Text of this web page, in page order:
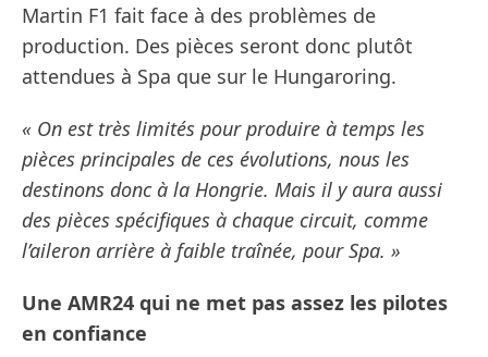
Martin F1 fait face à des problèmes de
production. Des pièces seront donc plutôt
attendues à Spa que sur le Hungaroring.
« On est très limités pour produire à temps les
pièces principales de ces évolutions, nous les
destinons donc à la Hongrie. Mais il y aura aussi
des pièces spécifiques à chaque circuit, comme
l’aileron arrière à faible traînée, pour Spa. »
Une AMR24 qui ne met pas assez les pilotes
en confiance